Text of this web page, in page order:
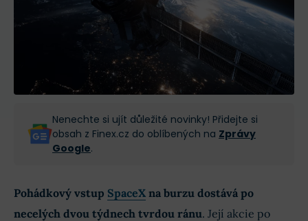
Nenechte si ujít důležité novinky! Přidejte si
obsah z Finex.cz do oblíbených na Zprávy
Google.
Pohádkový vstup SpaceX na burzu dostává po
necelých dvou týdnech tvrdou ránu. Její akcie po